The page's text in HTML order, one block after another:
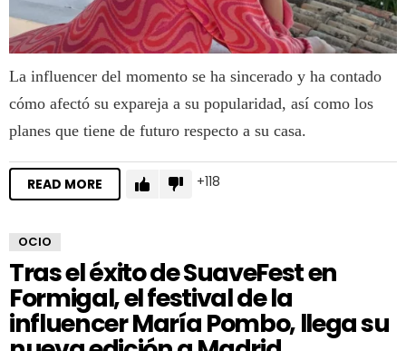
La influencer del momento se ha sincerado y ha contado
cómo afectó su expareja a su popularidad, así como los
planes que tiene de futuro respecto a su casa.
READ MORE 118
OCIO
Tras el éxito de SuaveFest en
Formigal, el festival de la
influencer María Pombo, llega su